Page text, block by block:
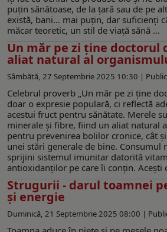
puțin sănătoase, de la țară sau de pe
există, bani… mai puțin, dar suficienți
măcar teoretic, un stil de viață sănă ...
Un măr pe zi ține doctorul
aliat natural al
Sâmbătă, 27 Septembrie 2025 10:30 |
Celebrul proverb „Un măr pe zi ține
doar o expresie populară, ci reflectă
acestui fruct pentru sănătate. Merele
minerale și fibre, fiind un aliat natural
pentru prevenirea bolilor cronice, cât
unei stări generale de bine. Consumul
sprijini sistemul imunitar datorită
antioxidanților pe care îi conțin. Acești
Strugurii - darul toamnei
și energie
Duminică, 21 Septembrie 2025 08:00 |